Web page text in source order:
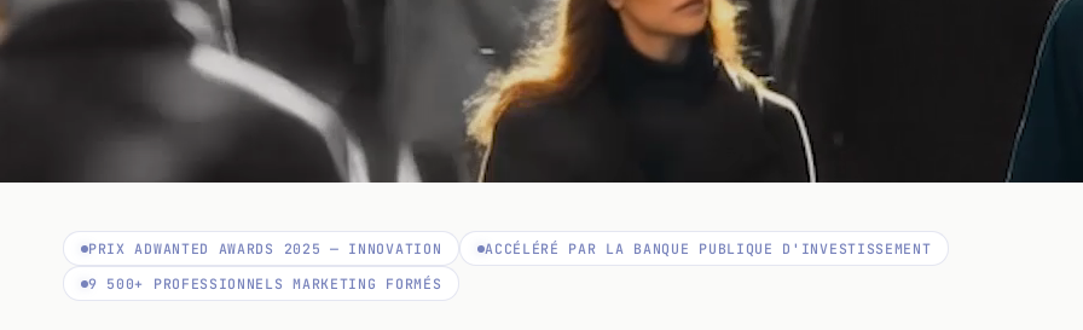
PRIX ADWANTED AWARDS 2025 — INNOVATION
ACCÉLÉRÉ PAR LA BANQUE PUBLIQUE D'INVESTISSEMENT
9 500+ PROFESSIONNELS MARKETING FORMÉS